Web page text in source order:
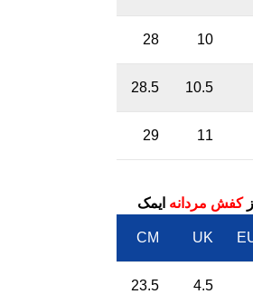
10
28
10.5
28.5
11
29
کفش مردانه ایمک
UK
CM
4.5
23.5